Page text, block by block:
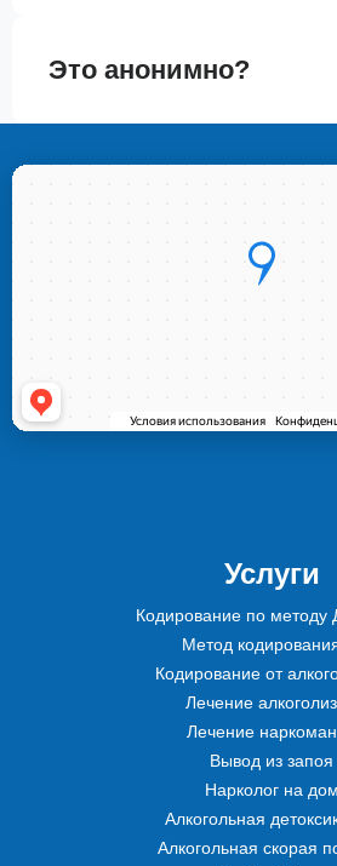
Это анонимно?
Услуги
Кодирование по методу
Метод
Кодирование от
Лечение
Лечение
Вывод из запоя
Нарколог на дом
Алкогольная
Алкогольная скорая